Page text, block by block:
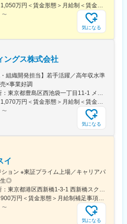
る業務
康管理（＝健康長寿社会）に貢献するた
療の未来を創造してまいります。
、う蝕、口腔粘膜疾患に関連した製品開
アプローチした販売情報提供活動と適正
・収集・伝達の実践
迅速な収集と提供
供給を確保するための製造管理体制の強
〜
気になる
ングス株式会社
組織開発担当】若手活躍／高年収水準
×事業好調
〜
気になる
イ
ション ※東証プライム上場／キャリアパ
生◎
〜
気になる